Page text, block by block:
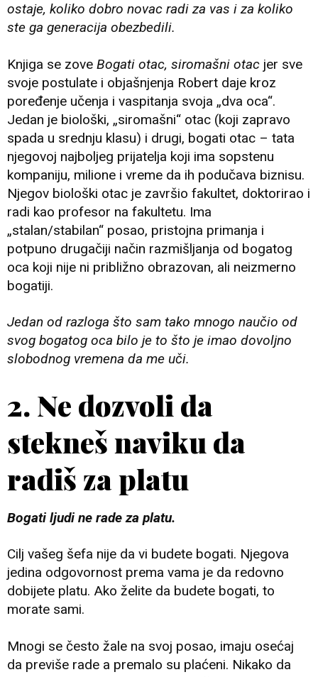
ostaje, koliko dobro novac radi za vas i za koliko
ste ga generacija obezbedili.
Knjiga se zove Bogati otac, siromašni otac jer sve
svoje postulate i objašnjenja Robert daje kroz
poređenje učenja i vaspitanja svoja „dva oca“.
Jedan je biološki, „siromašni“ otac (koji zapravo
spada u srednju klasu) i drugi, bogati otac – tata
njegovoj najboljeg prijatelja koji ima sopstenu
kompaniju, milione i vreme da ih podučava biznisu.
Njegov biološki otac je završio fakultet, doktorirao i
radi kao profesor na fakultetu. Ima
„stalan/stabilan“ posao, pristojna primanja i
potpuno drugačiji način razmišljanja od bogatog
oca koji nije ni približno obrazovan, ali neizmerno
bogatiji.
Jedan od razloga što sam tako mnogo naučio od
svog bogatog oca bilo je to što je imao dovoljno
slobodnog vremena da me uči.
2. Ne dozvoli da
stekneš naviku da
radiš za platu
Bogati ljudi ne rade za platu.
Cilj vašeg šefa nije da vi budete bogati. Njegova
jedina odgovornost prema vama je da redovno
dobijete platu. Ako želite da budete bogati, to
morate sami.
Mnogi se često žale na svoj posao, imaju osećaj
da previše rade a premalo su plaćeni. Nikako da